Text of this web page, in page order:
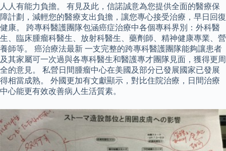
人人有能力負擔。 有見及此，信諾誠意為您提供全面的醫療保
障計劃，減輕您的醫療支出負擔，讓您專心接受治療，早日回復
健康。 跨專科醫護團隊包涵癌症治療中各個專科界別：外科醫
生、臨床腫瘤科醫生、放射科醫生、藥劑師、精神健康專業、營
養師等。 癌治療法最新 一支完整的跨專科醫護團隊能夠讓患者
及其家屬可一次過與各專科醫生和醫護專才團隊見面，獲得更周
全的意見。 私營日間腫瘤中心在美國及部分已發展國家已發展
得相當成熟。 外國更加有文獻顯示，對比住院治療，日間治療
中心能更有效改善病人生活質素。